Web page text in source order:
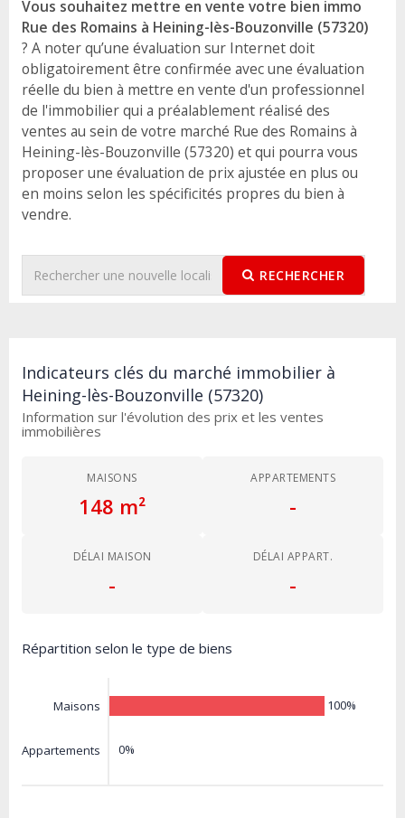
Vous souhaitez mettre en vente votre bien immo
Rue des Romains à Heining-lès-Bouzonville (57320)
? A noter qu’une évaluation sur Internet doit
obligatoirement être confirmée avec une évaluation
réelle du bien à mettre en vente d'un professionnel
de l'immobilier qui a préalablement réalisé des
ventes au sein de votre marché Rue des Romains à
Heining-lès-Bouzonville (57320) et qui pourra vous
proposer une évaluation de prix ajustée en plus ou
en moins selon les spécificités propres du bien à
vendre.
RECHERCHER
Indicateurs clés du marché immobilier à
Heining-lès-Bouzonville (57320)
Information sur l'évolution des prix et les ventes
immobilières
MAISONS
148 m²
APPARTEMENTS
-
DÉLAI MAISON
-
DÉLAI APPART.
-
Répartition selon le type de biens
Maisons
Appartements
100%
0%